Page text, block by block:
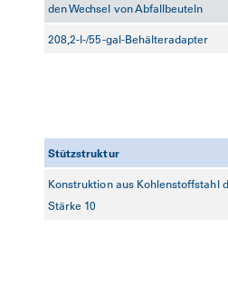
den Wechsel von Abfallbeuteln
208,2-l-/55-gal-Behälteradapter
Stützstruktur
Konstruktion aus Kohlenstoffstahl
Stärke 10